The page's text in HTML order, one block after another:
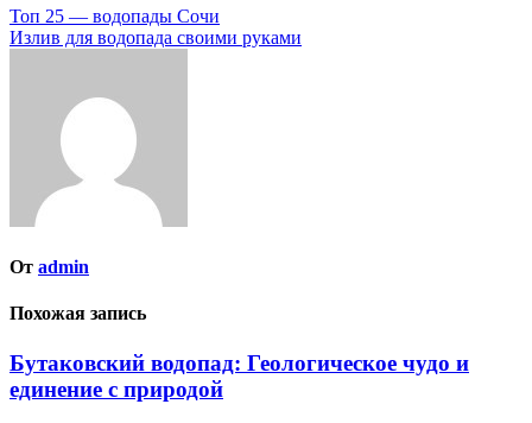
Навигация
по
Топ 25 — водопады Сочи
Излив для водопада своими руками
От admin
Похожая запись
Бутаковский водопад: Геологическое чудо и
единение с природой